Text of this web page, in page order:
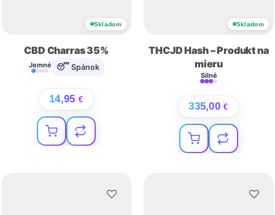
Skladom
CBD Charras 35%
Jemné 😴 Spánok
14,95 €
Skladom
THCJD Hash – Produkt na
mieru
Silné
335,00€